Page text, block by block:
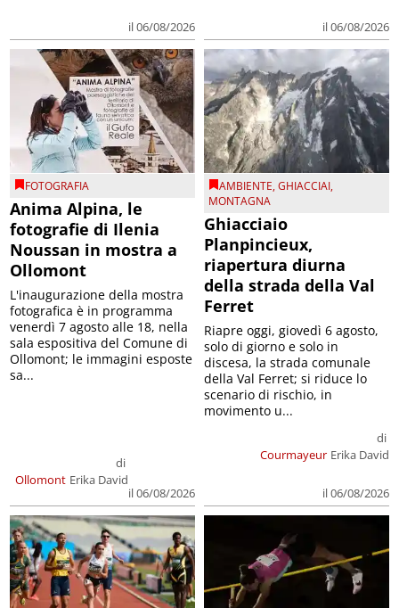
il 06/08/2026 il 06/08/2026
FOTOGRAFIA
Anima Alpina, le
fotografie di Ilenia
Noussan in mostra a
Ollomont
Ollomont
di
Erika David
il 06/08/2026
L'inaugurazione della mostra
fotografica è in programma
venerdì 7 agosto alle 18, nella
sala espositiva del Comune di
Ollomont; le immagini esposte
sa...
AMBIENTE,GHIACCIAI,
MONTAGNA
Ghiacciaio
Planpincieux,
riapertura diurna
della strada della Val
Ferret
Courmayeur
di
Erika David
il 06/08/2026
Riapre oggi, giovedì 6 agosto,
solo di giorno e solo in
discesa, la strada comunale
della Val Ferret; si riduce lo
scenario di rischio, in
movimento u...